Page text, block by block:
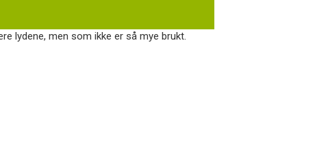
lydene, men som ikke er så mye brukt.